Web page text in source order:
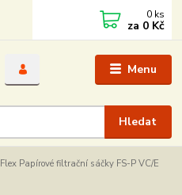
Menu
Hledat
0 ks
za 0 Kč
Flex Papírové filtrační sáčky FS-P VC/E